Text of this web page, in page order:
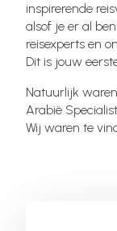
inspirerende
alsof je er al
reisexperts en
Dit is jouw
Natuurlijk
Arabië
Wij waren te